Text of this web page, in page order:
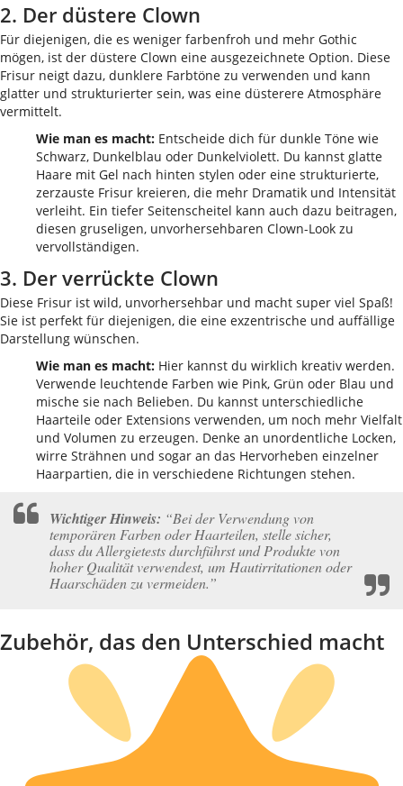
2. Der düstere Clown
Für diejenigen, die es weniger farbenfroh und mehr Gothic
mögen, ist der düstere Clown eine ausgezeichnete Option. Diese
Frisur neigt dazu, dunklere Farbtöne zu verwenden und kann
glatter und strukturierter sein, was eine düsterere Atmosphäre
vermittelt.
Wie man es macht: Entscheide dich für dunkle Töne wie
Schwarz, Dunkelblau oder Dunkelviolett. Du kannst glatte
Haare mit Gel nach hinten stylen oder eine strukturierte,
zerzauste Frisur kreieren, die mehr Dramatik und Intensität
verleiht. Ein tiefer Seitenscheitel kann auch dazu beitragen,
diesen gruseligen, unvorhersehbaren Clown-Look zu
vervollständigen.
3. Der verrückte Clown
Diese Frisur ist wild, unvorhersehbar und macht super viel Spaß!
Sie ist perfekt für diejenigen, die eine exzentrische und auffällige
Darstellung wünschen.
Wie man es macht: Hier kannst du wirklich kreativ werden.
Verwende leuchtende Farben wie Pink, Grün oder Blau und
mische sie nach Belieben. Du kannst unterschiedliche
Haarteile oder Extensions verwenden, um noch mehr Vielfalt
und Volumen zu erzeugen. Denke an unordentliche Locken,
wirre Strähnen und sogar an das Hervorheben einzelner
Haarpartien, die in verschiedene Richtungen stehen.
Wichtiger Hinweis: “Bei der Verwendung von
temporären Farben oder Haarteilen, stelle sicher,
dass du Allergietests durchführst und Produkte von
hoher Qualität verwendest, um Hautirritationen oder
Haarschäden zu vermeiden.”
Zubehör, das den Unterschied macht